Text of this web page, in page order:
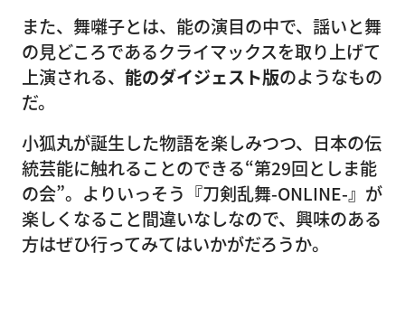
また、舞囃子とは、能の演目の中で、謡いと舞
の見どころであるクライマックスを取り上げて
上演される、 能のダイジェスト版のようなもの
だ。
小狐丸が誕生した物語を楽しみつつ、日本の伝
統芸能に触れることのできる“第29回としま能
の会”。よりいっそう『刀剣乱舞-ONLINE-』が
楽しくなること間違いなしなので、興味のある
方はぜひ行ってみてはいかがだろうか。